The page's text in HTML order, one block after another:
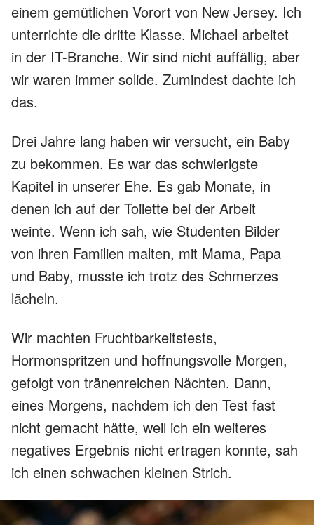
einem gemütlichen Vorort von New Jersey. Ich
unterrichte die dritte Klasse. Michael arbeitet
in der IT-Branche. Wir sind nicht auffällig, aber
wir waren immer solide. Zumindest dachte ich
das.
Drei Jahre lang haben wir versucht, ein Baby
zu bekommen. Es war das schwierigste
Kapitel in unserer Ehe. Es gab Monate, in
denen ich auf der Toilette bei der Arbeit
weinte. Wenn ich sah, wie Studenten Bilder
von ihren Familien malten, mit Mama, Papa
und Baby, musste ich trotz des Schmerzes
lächeln.
Wir machten Fruchtbarkeitstests,
Hormonspritzen und hoffnungsvolle Morgen,
gefolgt von tränenreichen Nächten. Dann,
eines Morgens, nachdem ich den Test fast
nicht gemacht hätte, weil ich ein weiteres
negatives Ergebnis nicht ertragen konnte, sah
ich einen schwachen kleinen Strich.